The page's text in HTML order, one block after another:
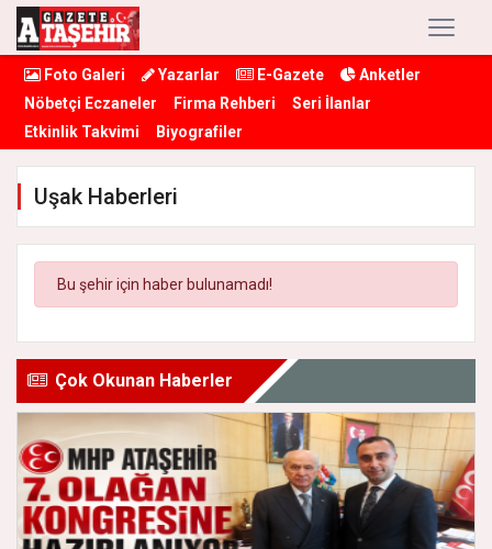
Foto Galeri Yazarlar E-Gazete
Anketler
Nöbetçi Eczaneler
Firma Rehberi
Seri İlanlar
Etkinlik Takvimi
Biyografiler
Uşak Haberleri
Bu şehir için haber bulunamadı!
Çok Okunan Haberler